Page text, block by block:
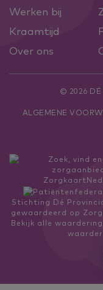
Werken bij
Kraamtijd
Over ons
© 2026 DÉ
ALGEMENE
Stichting Dé
gewaardeerd op
Bekijk alle